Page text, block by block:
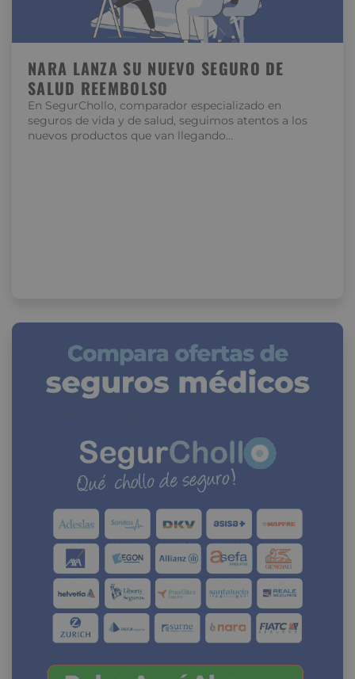
NARA LANZA SU NUEVO SEGURO DE
SALUD REEMBOLSO
En SegurChollo, comparador especializado en
seguros de vida y de salud, seguimos atentos a los
nuevos productos que van llegando…